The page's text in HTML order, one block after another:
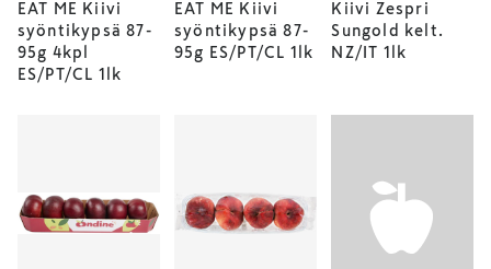
EAT ME Kiivi
syöntikypsä 87-
95g 4kpl
ES/PT/CL 1lk
EAT ME Kiivi
syöntikypsä 87-
95g ES/PT/CL 1lk
Kiivi Zespri
Sungold kelt.
NZ/IT 1lk